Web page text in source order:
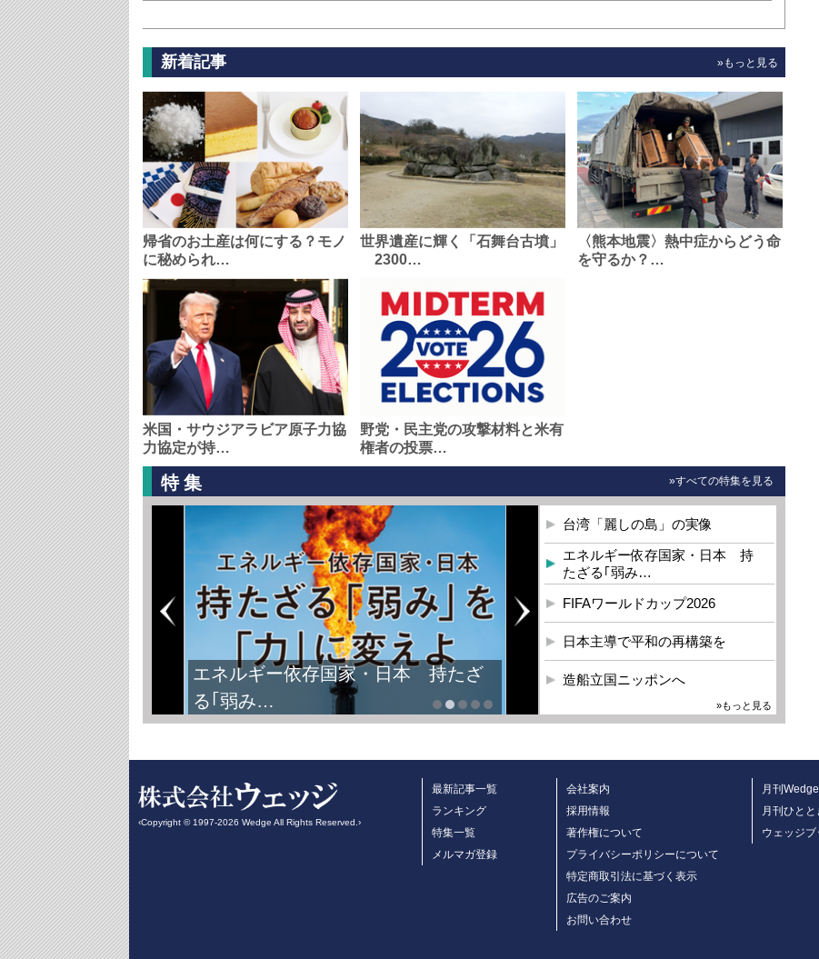
新着記事 »もっと見る
帰省のお土産は何にする？モノ
に秘められ…
世界遺産に輝く「石舞台古墳」
2300…
〈熊本地震〉熱中症からどう命
を守るか？…
米国・サウジアラビア原子力協
力協定が持…
野党・民主党の攻撃材料と米有
権者の投票…
特集 »すべての特集を見る
エネルギー依存国家・日本 持たざ
る｢弱み…
台湾「麗しの島」の実像
エネルギー依存国家・日本 持
たざる｢弱み…
FIFAワールドカップ2026
日本主導で平和の再構築を
造船立国ニッポンへ
»もっと見る
‹Copyright © 1997-2026 Wedge All Rights Reserved.›
最新記事一覧
ランキング
特集一覧
メルマガ登録
会社案内
採用情報
著作権について
プライバシーポリシーについて
特定商取引法に基づく表示
広告のご案内
お問い合わせ
月刊Wedge
月刊ひとと
ウェッジブ